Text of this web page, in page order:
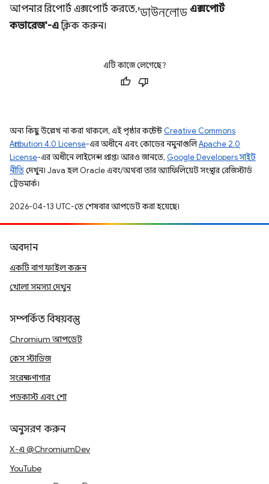
আপনার রিপোর্ট এক্সপোর্ট করতে,'ডাউনলোড এক্সপোর্ট
কভারেজ'-এক্লিক করুন।
এটি কাজে লেগেছে?
অন্য কিছু উল্লেখ না করা থাকলে, এই পৃষ্ঠার কন্টেন্ট Creative Commons
Attribution 4.0 License-এর অধীনে এবং কোডের নমুনাগুলিApache 2.0
License-এর অধীনে লাইসেন্স প্রাপ্ত। আরও জানতে, Google Developers সাইট
নীতিদেখুন। Java হল Oracle এবং/অথবা তার অ্যাফিলিয়েট সংস্থার রেজিস্টার্ড
ট্রেডমার্ক।
2026-04-13 UTC-তে শেষবার আপডেট করা হয়েছে।
অবদান
একটি বাগ ফাইল করুন
খোলা সমস্যা দেখুন
সম্পর্কিত বিষয়বস্তু
Chromium আপডেট
কেস স্টাডিজ
সংরক্ষণাগার
পডকাস্ট এবং শো
অনুসরণ করুন
X-এ @ChromiumDev
YouTube